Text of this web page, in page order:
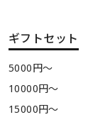
ギフトセット
5000円〜
10000円〜
15000円〜